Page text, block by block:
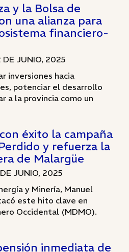
y la Bolsa de
una alianza para
financiero-
DE JUNIO, 2025
inversiones hacia
potenciar el desarrollo
a la provincia como un
éxito la campaña
y refuerza la
de Malargüe
JUNIO, 2025
y Minería, Manuel
este hito clave en
Occidental (MDMO).
inmediata de